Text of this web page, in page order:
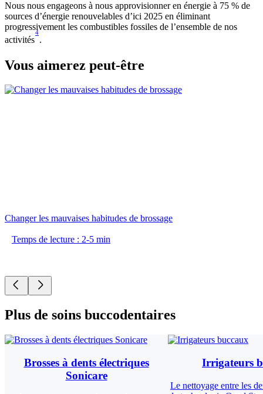
Nous nous engageons à nous approvisionner en énergie à 75 % de
sources d’énergie renouvelables d’ici 2025 en éliminant
progressivement les combustibles fossiles de l’ensemble de nos
activités
4
.​
Vous aimerez peut-être
Changer les mauvaises habitudes de brossage
Temps de lecture : 2-5 min
Plus de soins buccodentaires
Brosses à dents électriques
Sonicare
Irrigateurs
Le nettoyage entre les